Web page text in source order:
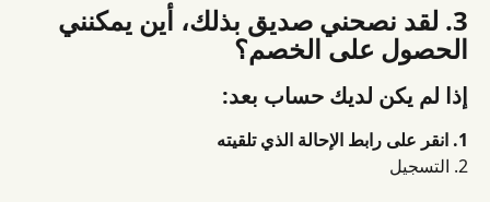
3. لقد نصحني صديق بذلك، أين يمكنني
الحصول على الخصم؟
إذا لم يكن لديك حساب بعد:
1. انقر على رابط الإحالة الذي تلقيته
2. التسجيل